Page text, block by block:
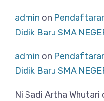
admin on
Didik Baru SMA
admin on
Didik Baru SMA
Ni Sadi Artha Whutari